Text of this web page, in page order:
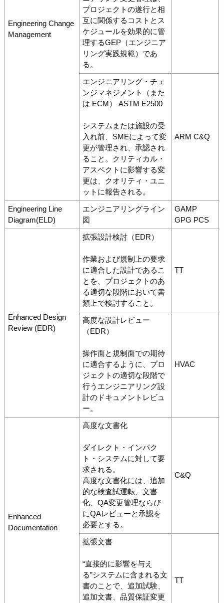
Engineering Change
Management
プロジェクトの遂行と相
互に関係するコストとス
ケジュールを効果的に管
理するGEP（エンジニア
リング実践規範）であ
る。
エンジニアリング・チェ
ンジマネジメント（また
は ECM） ASTM E2500
システムまたは施設の受
入れ前、SMEによって変
更が管理され、承認され
ること。クリティカル・
アスペクトに影響する変
更は、クオリティ・ユニ
ットに報告される。
ARM C&Q
Engineering Line
Diagram(ELD)
エンジニアリングライン
図
GAMP
GPG PCS
Enhanced Design
Review (EDR)
拡張設計検討（EDR）
作業および規制上の要求
に適合した設計であるこ
とを、プロジェクトのあ
る適切な段階において書
類上で検討すること。
TT
高度な設計レビュー
（EDR）
操作面と規制面での期待
に適合するように、プロ
ジェクトの適切な段階で
行うエンジニアリング設
計のドキュメントレビュ
ー。
HVAC
Enhanced
Documentation
高度な文書化
ダイレクト・インパク
ト・システムに対して要
求される。
高度な文書化には、追加
的な検査試運転、文書
化、QA変更管理ならび
にQAレビューと承認を
必要とする。
C&Q
拡張文書
“直接的に影響を与え
る”システムに含まれる文
書のことで、追加試験、
追加文書、品質保証変更
TT